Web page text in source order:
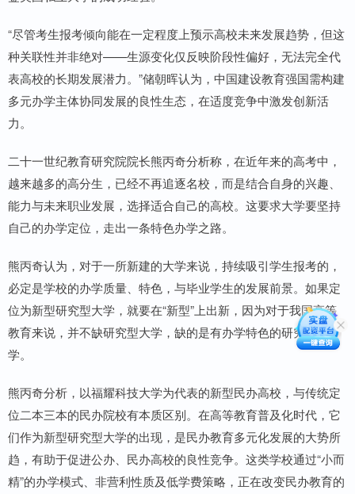
“尽管考生报考倾向能在一定程度上预示高校未来发展趋势，但这
种关联性并非绝对——生源变化仅反映阶段性偏好，无法完全代
表高校的长期发展潜力。”储朝晖认为，中国建设教育强国需构建
多元办学主体协同发展的良性生态，在适度竞争中激发创新活
力。
二十一世纪教育研究院院长熊丙奇分析称，在近年来的高考中，
越来越多的高分生，已经不再追逐名校，而是结合自身的兴趣、
能力与未来职业发展，选择适合自己的高校。这要求大学要坚持
自己的办学定位，走出一条特色办学之路。
熊丙奇认为，对于一所新建的大学来说，持续吸引学生报考的，
必定是学校的办学质量、特色，与毕业学生的发展前景。如果定
位为新型研究型大学，就要在“新型”上出新，因为对于我国高等
教育来说，并不缺研究型大学，缺的是有办学特色的研究型大
学。
熊丙奇分析，以福耀科技大学为代表的新型民办高校，与传统定
位二本三本的民办院校有本质区别。在高等教育普及化时代，它
们作为新型研究型大学的出现，是民办教育多元化发展的大势所
趋，有助于促进公办、民办高校的良性竞争。这类学校通过“小而
精”的办学模式、非营利性质及低学费策略，正在改变民办教育的